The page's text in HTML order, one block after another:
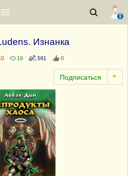
Изнанка
19 591 0